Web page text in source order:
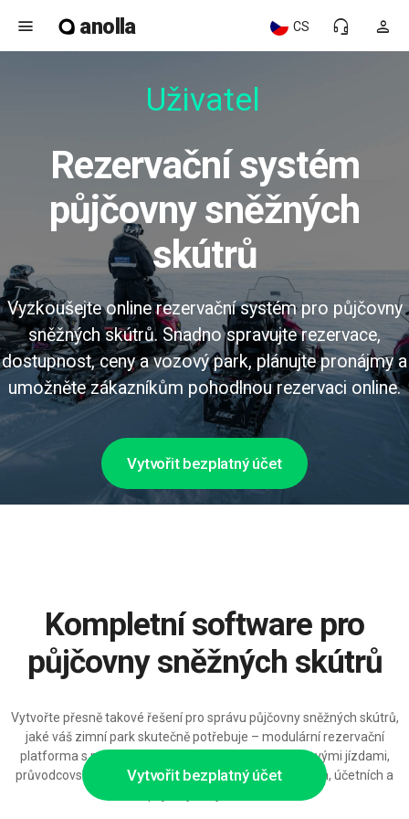
menu anolla person
headset_mic
CS
Uživatels
Rezervační systém
půjčovny sněžných
skútrů
Vyzkoušejte online rezervační systém pro půjčovny
sněžných skútrů. Snadno spravujte rezervace,
dostupnost, ceny a vozový park, plánujte pronájmy a
umožněte zákazníkům pohodlnou rezervaci online.
Vytvořit bezplatný účet
Vytvořit bezplatný účet
Kompletní software pro
půjčovny sněžných skútrů
Vytvořte přesně takové řešení pro správu půjčovny sněžných skútrů,
jaké váš zimní park skutečně potřebuje – modulární rezervační
platforma s podrobnými cenovými pravidly, skupinovými jízdami,
průvodcovskými službami a integracemi do pokladních, účetních a